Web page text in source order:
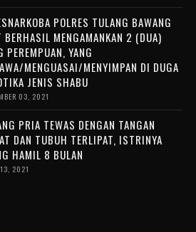
POLRES TULANG BAWANG
BERHASIL MENGAMANKAN 2 (DUA)
PEREMPUAN, YANG
MENGUASAI/MENYIMPAN DI DUGA
JENIS SHABU
03, 2021
PRIA TEWAS DENGAN TANGAN
DAN TUBUH TERLIPAT, ISTRINYA
HAMIL 8 BULAN
2021